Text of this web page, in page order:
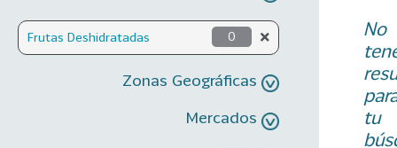
Frutas Deshidratadas 0
Zonas Geográficas
Mercados
No
tu